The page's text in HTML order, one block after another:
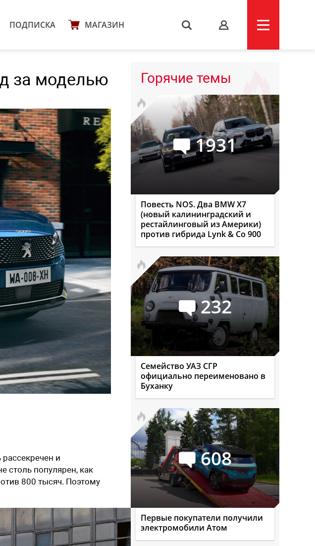
ПОДПИСКА МАГАЗИН s
за моделью
рассекречен и
столь популярен, как
800 тысяч. Поэтому
Горячие темы
1931
Повесть NOS. Два BMW X7
(новый калининградский и
рестайлинговый из Америки)
против гибрида Lynk & Co 900
232
Семейство УАЗ СГР
официально переименовано в
Буханку
608
Первые покупатели получили
электромобили Атом